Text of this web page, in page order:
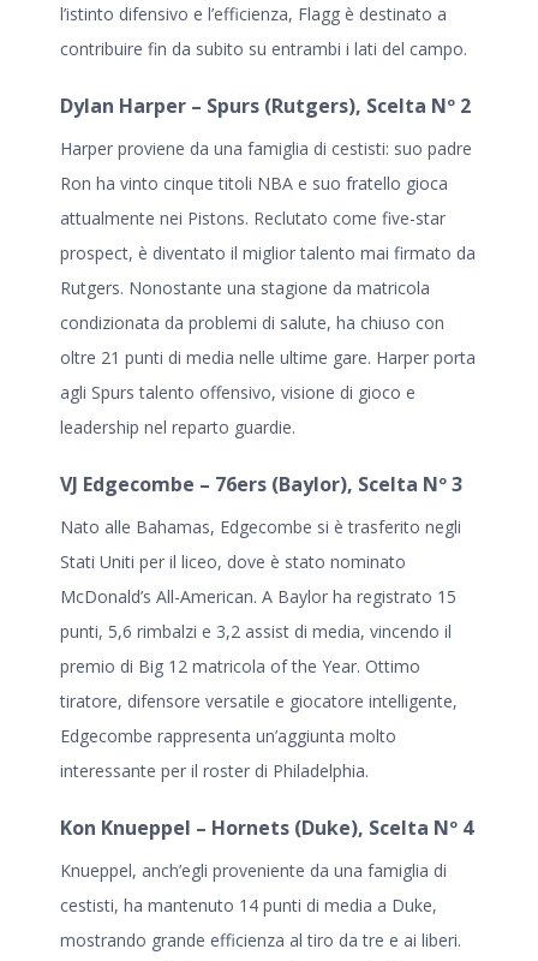
l’istinto difensivo e l’efficienza, Flagg è destinato a
contribuire fin da subito su entrambi i lati del campo.
Dylan Harper – Spurs (Rutgers), Scelta Nº 2
Harper proviene da una famiglia di cestisti: suo padre
Ron ha vinto cinque titoli NBA e suo fratello gioca
attualmente nei Pistons. Reclutato come five-star
prospect, è diventato il miglior talento mai firmato da
Rutgers. Nonostante una stagione da matricola
condizionata da problemi di salute, ha chiuso con
oltre 21 punti di media nelle ultime gare. Harper porta
agli Spurs talento offensivo, visione di gioco e
leadership nel reparto guardie.
VJ Edgecombe – 76ers (Baylor), Scelta Nº 3
Nato alle Bahamas, Edgecombe si è trasferito negli
Stati Uniti per il liceo, dove è stato nominato
McDonald’s All-American. A Baylor ha registrato 15
punti, 5,6 rimbalzi e 3,2 assist di media, vincendo il
premio di Big 12 matricola of the Year. Ottimo
tiratore, difensore versatile e giocatore intelligente,
Edgecombe rappresenta un’aggiunta molto
interessante per il roster di Philadelphia.
Kon Knueppel – Hornets (Duke), Scelta Nº 4
Knueppel, anch’egli proveniente da una famiglia di
cestisti, ha mantenuto 14 punti di media a Duke,
mostrando grande efficienza al tiro da tre e ai liberi.